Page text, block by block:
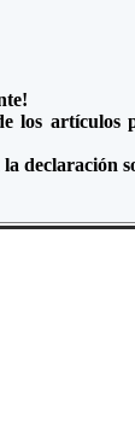
los artículos
declaración